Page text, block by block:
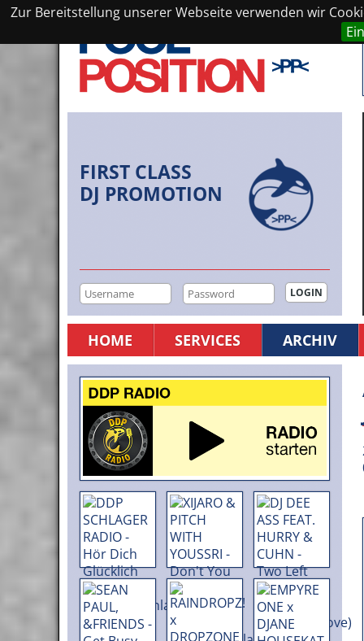
Zur Bereitstellung unserer Webseite verwenden wir
FIRST CLASS
DJ PROMOTION
HOME SERVICES ARCHIV